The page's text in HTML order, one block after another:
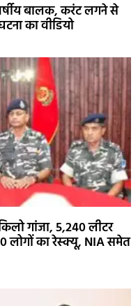
बालक, करंट लगने से
का वीडियो
गांजा, 5,240 लीटर
लोगों का रेस्क्यू, NIA समेत